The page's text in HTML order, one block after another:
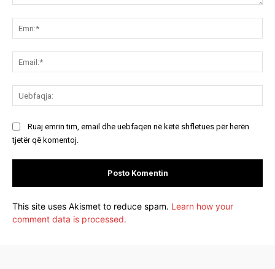
Ruaj emrin tim, email dhe uebfaqen në këtë shfletues për herën
tjetër që komentoj.
This site uses Akismet to reduce spam. Learn how your
comment data is processed.